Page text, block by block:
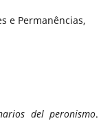
e Permanências,
del peronismo.